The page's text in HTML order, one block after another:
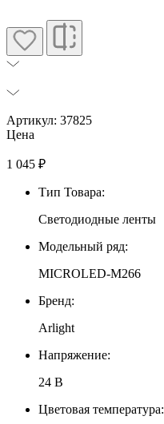
Артикул: 37825
Цена
1 045 ₽
Тип Товара:
Светодиодные ленты
Модельный ряд:
MICROLED-M266
Бренд:
Arlight
Напряжение:
24 В
Цветовая температура: